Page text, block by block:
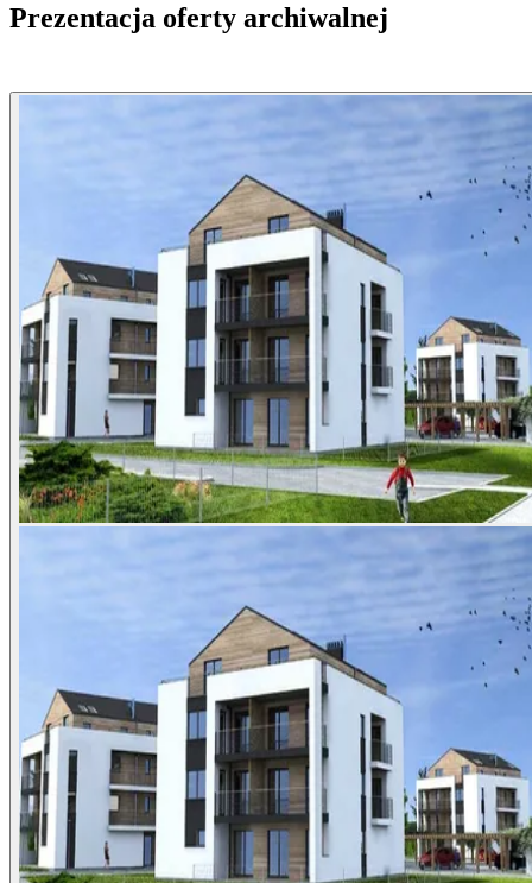
Prezentacja oferty archiwalnej